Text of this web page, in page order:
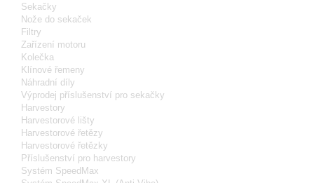
Sekačky
Nože do sekaček
Filtry
Zařízení motoru
Kolečka
Klínové řemeny
Náhradní díly
Výprodej příslušenství pro sekačky
Harvestory
Harvestorové lišty
Harvestorové řetězy
Harvestorové řetězky
Příslušenství pro harvestory
Systém SpeedMax